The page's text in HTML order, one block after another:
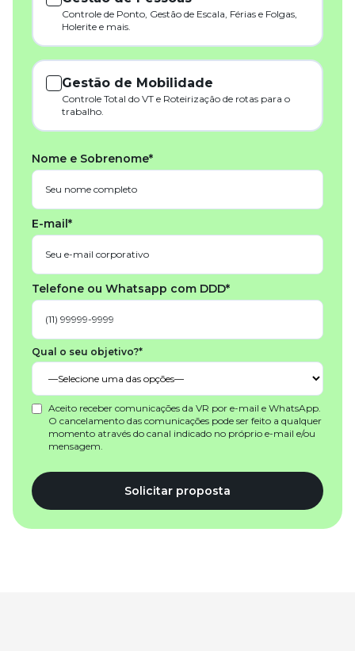
Controle de Ponto, Gestão de Escala, Férias e Folgas,
Holerite e mais.
Gestão de Mobilidade
Controle Total do VT e Roteirização de rotas para o
trabalho.
Nome e Sobrenome*
E-mail*
Telefone ou Whatsapp com DDD*
Qual o seu objetivo?*
Aceito receber comunicações da VR por e-mail e WhatsApp.
O cancelamento das comunicações pode ser feito a qualquer
momento através do canal indicado no próprio e-mail e/ou
mensagem.
Solicitar proposta